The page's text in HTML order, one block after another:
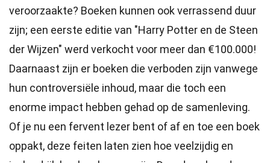
veroorzaakte? Boeken kunnen ook verrassend duur
zijn; een eerste editie van "Harry Potter en de Steen
der Wijzen" werd verkocht voor meer dan €100.000!
Daarnaast zijn er boeken die verboden zijn vanwege
hun controversiële inhoud, maar die toch een
enorme impact hebben gehad op de samenleving.
Of je nu een fervent lezer bent of af en toe een boek
oppakt, deze feiten laten zien hoe veelzijdig en